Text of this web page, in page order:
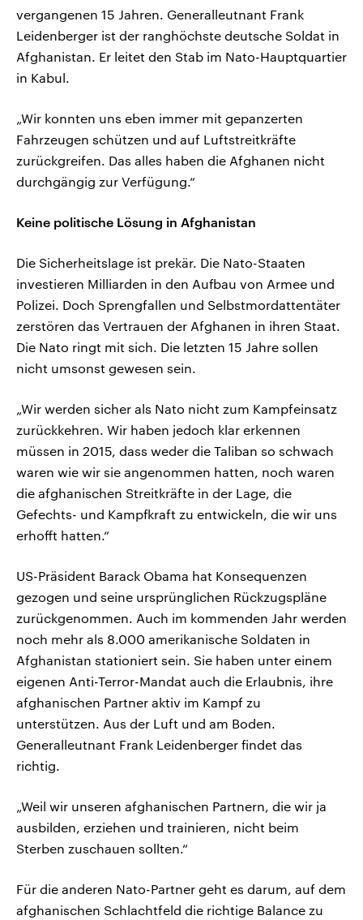
vergangenen 15 Jahren. Generalleutnant Frank
Leidenberger ist der ranghöchste deutsche Soldat in
Afghanistan. Er leitet den Stab im Nato-Hauptquartier
in Kabul.
„Wir konnten uns eben immer mit gepanzerten
Fahrzeugen schützen und auf Luftstreitkräfte
zurückgreifen. Das alles haben die Afghanen nicht
durchgängig zur Verfügung.“
Keine politische Lösung in Afghanistan
Die Sicherheitslage ist prekär. Die Nato-Staaten
investieren Milliarden in den Aufbau von Armee und
Polizei. Doch Sprengfallen und Selbstmordattentäter
zerstören das Vertrauen der Afghanen in ihren Staat.
Die Nato ringt mit sich. Die letzten 15 Jahre sollen
nicht umsonst gewesen sein.
„Wir werden sicher als Nato nicht zum Kampfeinsatz
zurückkehren. Wir haben jedoch klar erkennen
müssen in 2015, dass weder die Taliban so schwach
waren wie wir sie angenommen hatten, noch waren
die afghanischen Streitkräfte in der Lage, die
Gefechts- und Kampfkraft zu entwickeln, die wir uns
erhofft hatten.“
US-Präsident Barack Obama hat Konsequenzen
gezogen und seine ursprünglichen Rückzugspläne
zurückgenommen. Auch im kommenden Jahr werden
noch mehr als 8.000 amerikanische Soldaten in
Afghanistan stationiert sein. Sie haben unter einem
eigenen Anti-Terror-Mandat auch die Erlaubnis, ihre
afghanischen Partner aktiv im Kampf zu
unterstützen. Aus der Luft und am Boden.
Generalleutnant Frank Leidenberger findet das
richtig.
„Weil wir unseren afghanischen Partnern, die wir ja
ausbilden, erziehen und trainieren, nicht beim
Sterben zuschauen sollten.“
Für die anderen Nato-Partner geht es darum, auf dem
afghanischen Schlachtfeld die richtige Balance zu